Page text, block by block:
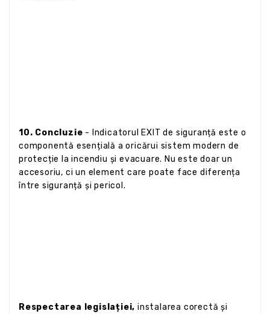
10. Concluzie - Indicatorul EXIT de siguranță este o
componentă esențială a oricărui sistem modern de
protecție la incendiu și evacuare. Nu este doar un
accesoriu, ci un element care poate face diferența
între siguranță și pericol.
Respectarea legislației, instalarea corectă și